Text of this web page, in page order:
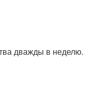
дважды в неделю.